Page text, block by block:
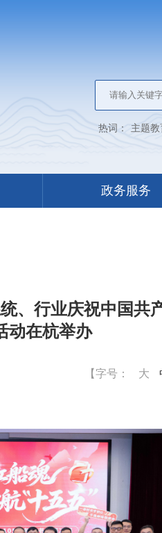
热词： 主题教
政务服务
、行业庆祝中国共
动在杭举办
【字号： 大